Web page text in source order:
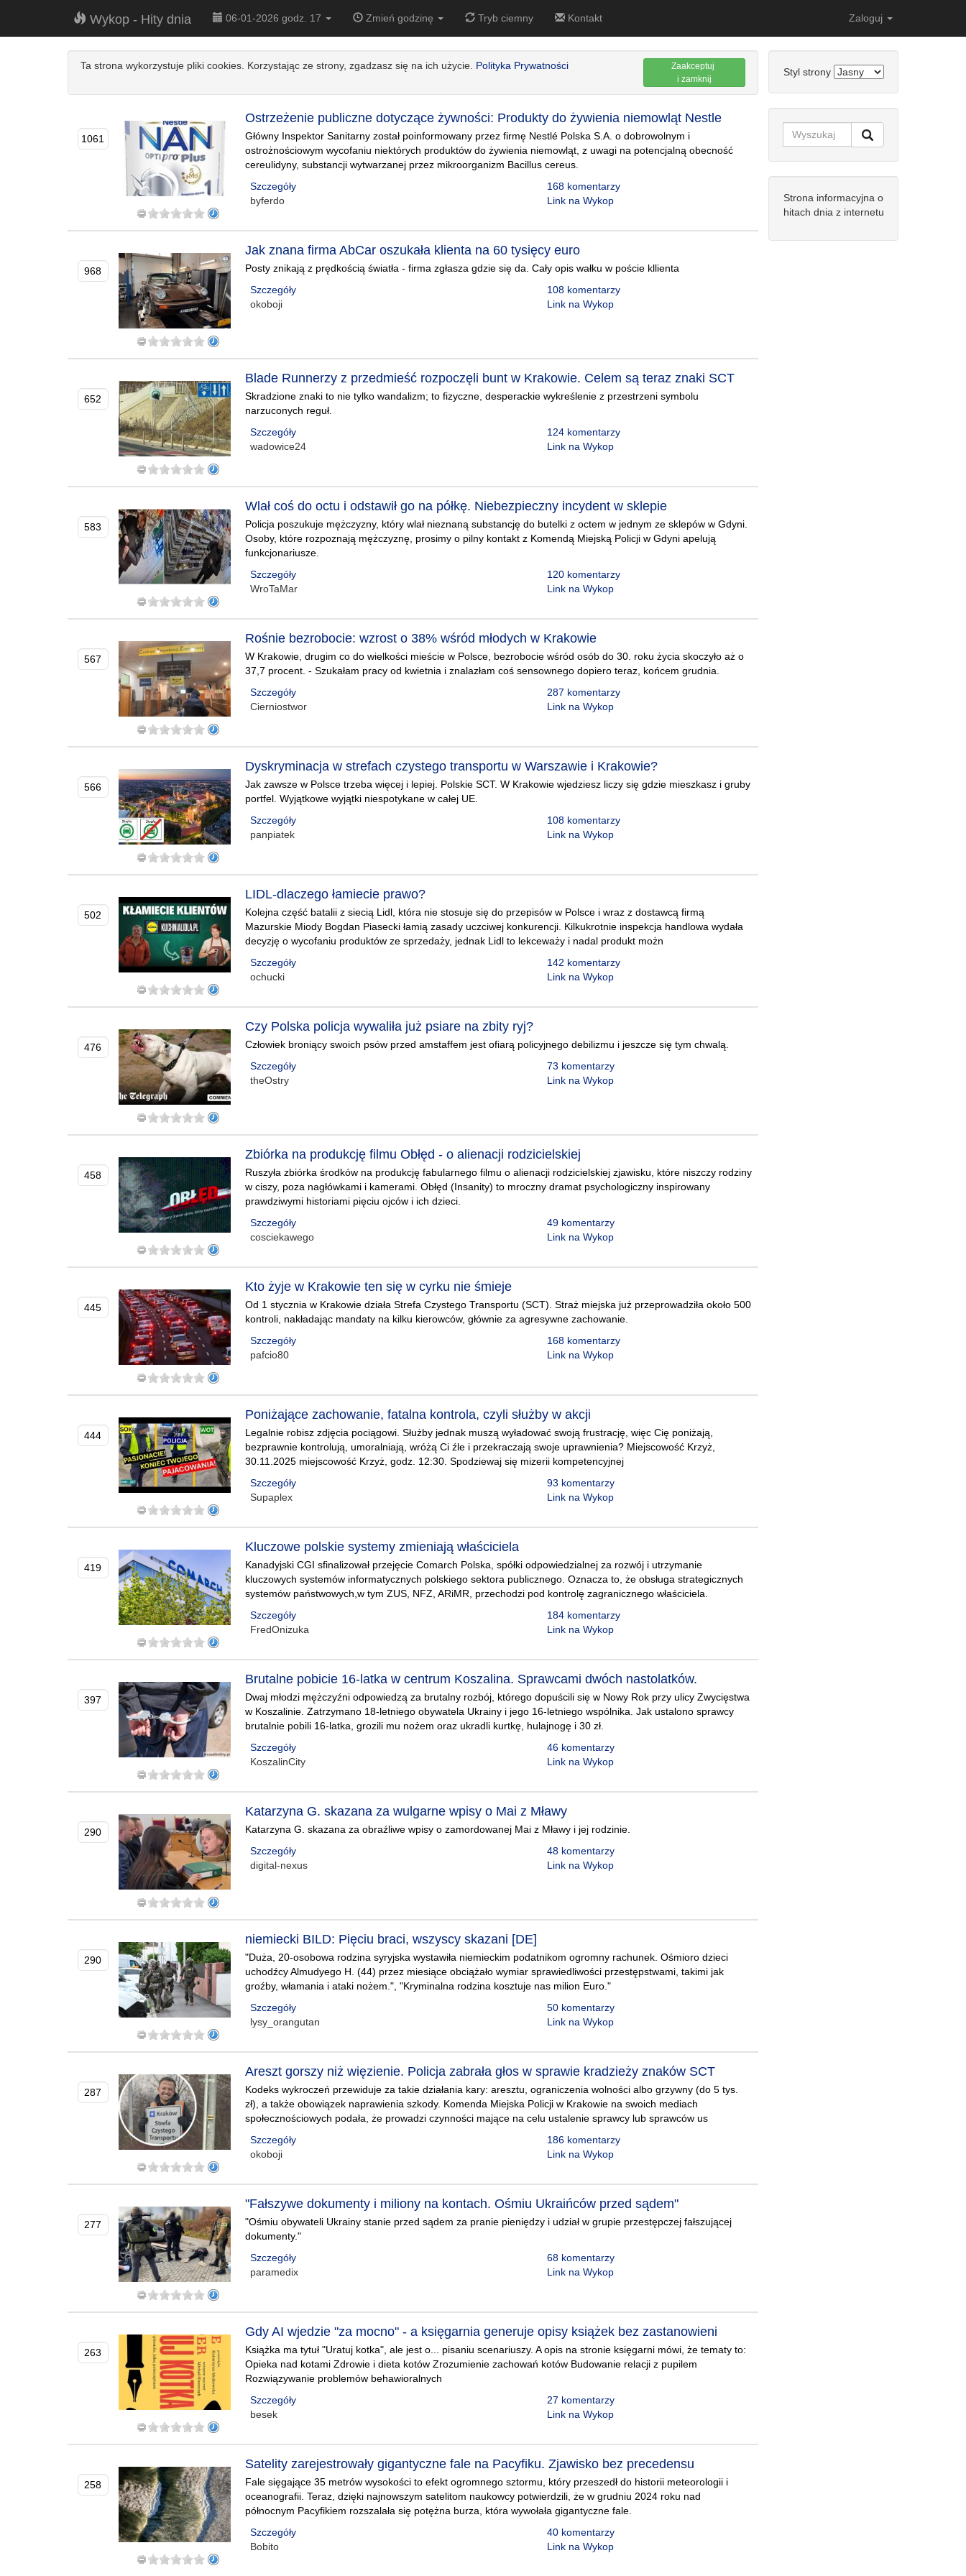
Wykop - Hity dnia 06-01-2026 godz. 17 Zmień godzinę Tryb ciemny Kontakt Zaloguj
Ta strona wykorzystuje pliki cookies. Korzystając ze strony, zgadzasz się na ich użycie. Polityka Prywatności
Zaakceptuj
i zamknij
1061
Ostrzeżenie publiczne dotyczące żywności: Produkty do żywienia niemowląt Nestle
Główny Inspektor Sanitarny został poinformowany przez firmę Nestlé Polska S.A. o dobrowolnym i
ostrożnościowym wycofaniu niektórych produktów do żywienia niemowląt, z uwagi na potencjalną obecność
cereulidyny, substancji wytwarzanej przez mikroorganizm Bacillus cereus.
Szczegóły
byferdo
168 komentarzy
Link na Wykop
968
Jak znana firma AbCar oszukała klienta na 60 tysięcy euro
Posty znikają z prędkością światła - firma zgłasza gdzie się da. Cały opis wałku w poście kllienta
Szczegóły
okoboji
108 komentarzy
Link na Wykop
652
Blade Runnerzy z przedmieść rozpoczęli bunt w Krakowie. Celem są teraz znaki SCT
Skradzione znaki to nie tylko wandalizm; to fizyczne, desperackie wykreślenie z przestrzeni symbolu
narzuconych reguł.
Szczegóły
wadowice24
124 komentarzy
Link na Wykop
583
Wlał coś do octu i odstawił go na półkę. Niebezpieczny incydent w sklepie
Policja poszukuje mężczyzny, który wlał nieznaną substancję do butelki z octem w jednym ze sklepów w Gdyni.
Osoby, które rozpoznają mężczyznę, prosimy o pilny kontakt z Komendą Miejską Policji w Gdyni apelują
funkcjonariusze.
Szczegóły
WroTaMar
120 komentarzy
Link na Wykop
567
Rośnie bezrobocie: wzrost o 38% wśród młodych w Krakowie
W Krakowie, drugim co do wielkości mieście w Polsce, bezrobocie wśród osób do 30. roku życia skoczyło aż o
37,7 procent. - Szukałam pracy od kwietnia i znalazłam coś sensownego dopiero teraz, końcem grudnia.
Szczegóły
Cierniostwor
287 komentarzy
Link na Wykop
566
Dyskryminacja w strefach czystego transportu w Warszawie i Krakowie?
Jak zawsze w Polsce trzeba więcej i lepiej. Polskie SCT. W Krakowie wjedziesz liczy się gdzie mieszkasz i gruby
portfel. Wyjątkowe wyjątki niespotykane w całej UE.
Szczegóły
panpiatek
108 komentarzy
Link na Wykop
502
LIDL-dlaczego łamiecie prawo?
Kolejna część batalii z siecią Lidl, która nie stosuje się do przepisów w Polsce i wraz z dostawcą firmą
Mazurskie Miody Bogdan Piasecki łamią zasady uczciwej konkurencji. Kilkukrotnie inspekcja handlowa wydała
decyzję o wycofaniu produktów ze sprzedaży, jednak Lidl to lekceważy i nadal produkt możn
Szczegóły
ochucki
142 komentarzy
Link na Wykop
476
Czy Polska policja wywaliła już psiare na zbity ryj?
Człowiek broniący swoich psów przed amstaffem jest ofiarą policyjnego debilizmu i jeszcze się tym chwalą.
Szczegóły
theOstry
73 komentarzy
Link na Wykop
458
Zbiórka na produkcję filmu Obłęd - o alienacji rodzicielskiej
Ruszyła zbiórka środków na produkcję fabularnego filmu o alienacji rodzicielskiej zjawisku, które niszczy rodziny
w ciszy, poza nagłówkami i kamerami. Obłęd (Insanity) to mroczny dramat psychologiczny inspirowany
prawdziwymi historiami pięciu ojców i ich dzieci.
Szczegóły
cosciekawego
49 komentarzy
Link na Wykop
445
Kto żyje w Krakowie ten się w cyrku nie śmieje
Od 1 stycznia w Krakowie działa Strefa Czystego Transportu (SCT). Straż miejska już przeprowadziła około 500
kontroli, nakładając mandaty na kilku kierowców, głównie za agresywne zachowanie.
Szczegóły
pafcio80
168 komentarzy
Link na Wykop
444
Poniżające zachowanie, fatalna kontrola, czyli służby w akcji
Legalnie robisz zdjęcia pociągowi. Służby jednak muszą wyładować swoją frustrację, więc Cię poniżają,
bezprawnie kontrolują, umoralniają, wróżą Ci źle i przekraczają swoje uprawnienia? Miejscowość Krzyż,
30.11.2025 miejscowość Krzyż, godz. 12:30. Spodziewaj się mizerii kompetencyjnej
Szczegóły
Supaplex
93 komentarzy
Link na Wykop
419
Kluczowe polskie systemy zmieniają właściciela
Kanadyjski CGI sfinalizował przejęcie Comarch Polska, spółki odpowiedzialnej za rozwój i utrzymanie
kluczowych systemów informatycznych polskiego sektora publicznego. Oznacza to, że obsługa strategicznych
systemów państwowych,w tym ZUS, NFZ, ARiMR, przechodzi pod kontrolę zagranicznego właściciela.
Szczegóły
FredOnizuka
184 komentarzy
Link na Wykop
397
Brutalne pobicie 16-latka w centrum Koszalina. Sprawcami dwóch nastolatków.
Dwaj młodzi mężczyźni odpowiedzą za brutalny rozbój, którego dopuścili się w Nowy Rok przy ulicy Zwycięstwa
w Koszalinie. Zatrzymano 18-letniego obywatela Ukrainy i jego 16-letniego wspólnika. Jak ustalono sprawcy
brutalnie pobili 16-latka, grozili mu nożem oraz ukradli kurtkę, hulajnogę i 30 zł.
Szczegóły
KoszalinCity
46 komentarzy
Link na Wykop
290
Katarzyna G. skazana za wulgarne wpisy o Mai z Mławy
Katarzyna G. skazana za obraźliwe wpisy o zamordowanej Mai z Mławy i jej rodzinie.
Szczegóły
digital-nexus
48 komentarzy
Link na Wykop
290
niemiecki BILD: Pięciu braci, wszyscy skazani [DE]
"Duża, 20-osobowa rodzina syryjska wystawiła niemieckim podatnikom ogromny rachunek. Ośmioro dzieci
uchodźcy Almudyego H. (44) przez miesiące obciążało wymiar sprawiedliwości przestępstwami, takimi jak
groźby, włamania i ataki nożem.", "Kryminalna rodzina kosztuje nas milion Euro."
Szczegóły
lysy_orangutan
50 komentarzy
Link na Wykop
287
Areszt gorszy niż więzienie. Policja zabrała głos w sprawie kradzieży znaków SCT
Kodeks wykroczeń przewiduje za takie działania kary: aresztu, ograniczenia wolności albo grzywny (do 5 tys.
zł), a także obowiązek naprawienia szkody. Komenda Miejska Policji w Krakowie na swoich mediach
społecznościowych podała, że prowadzi czynności mające na celu ustalenie sprawcy lub sprawców us
Szczegóły
okoboji
186 komentarzy
Link na Wykop
277
"Fałszywe dokumenty i miliony na kontach. Ośmiu Ukraińców przed sądem"
"Ośmiu obywateli Ukrainy stanie przed sądem za pranie pieniędzy i udział w grupie przestępczej fałszującej
dokumenty."
Szczegóły
paramedix
68 komentarzy
Link na Wykop
263
Gdy AI wjedzie "za mocno" - a księgarnia generuje opisy książek bez zastanowieni
Książka ma tytuł "Uratuj kotka", ale jest o... pisaniu scenariuszy. A opis na stronie księgarni mówi, że tematy to:
Opieka nad kotami Zdrowie i dieta kotów Zrozumienie zachowań kotów Budowanie relacji z pupilem
Rozwiązywanie problemów behawioralnych
Szczegóły
besek
27 komentarzy
Link na Wykop
258
Satelity zarejestrowały gigantyczne fale na Pacyfiku. Zjawisko bez precedensu
Fale sięgające 35 metrów wysokości to efekt ogromnego sztormu, który przeszedł do historii meteorologii i
oceanografii. Teraz, dzięki najnowszym satelitom naukowcy potwierdzili, że w grudniu 2024 roku nad
północnym Pacyfikiem rozszalała się potężna burza, która wywołała gigantyczne fale.
Szczegóły
Bobito
40 komentarzy
Link na Wykop
Styl strony
Strona informacyjna o
hitach dnia z internetu